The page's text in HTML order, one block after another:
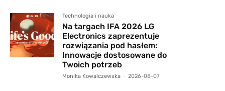
Technologia i nauka
Na targach IFA 2026 LG
Electronics zaprezentuje
rozwiązania pod hasłem:
Innowacje dostosowane do
Twoich potrzeb
Monika Kowalczewska - 2026-08-07